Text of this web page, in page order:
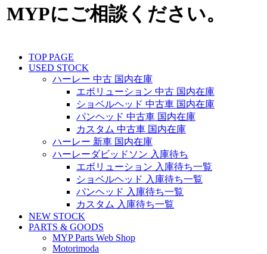
MYPにご相談ください。
TOP PAGE
USED STOCK
ハーレー 中古 国内在庫
エボリューション 中古 国内在庫
ショベルヘッド 中古車 国内在庫
パンヘッド 中古車 国内在庫
カスタム 中古車 国内在庫
ハーレー 新車 国内在庫
ハーレーダビッドソン 入庫待ち
エボリューション 入庫待ち一覧
ショベルヘッド 入庫待ち一覧
パンヘッド 入庫待ち一覧
カスタム 入庫待ち一覧
NEW STOCK
PARTS & GOODS
MYP Parts Web Shop
Motorimoda